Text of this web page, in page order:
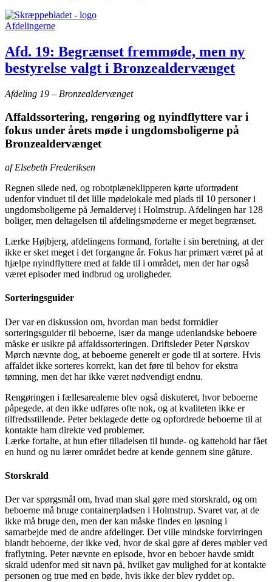
Afdelingerne
Afd. 19: Begrænset fremmøde, men ny
bestyrelse valgt i Bronzealdervænget
Afdeling 19 – Bronzealdervænget
Affaldssortering, rengøring og nyindflyttere var i
fokus under årets møde i ungdomsboligerne på
Bronzealdervænget
af Elsebeth Frederiksen
Regnen silede ned, og robotplæneklipperen kørte ufortrødent
udenfor vinduet til det lille mødelokale med plads til 10 personer i
ungdomsboligerne på Jernaldervej i Holmstrup. Afdelingen har 128
boliger, men deltagelsen til afdelingsmøderne er meget begrænset.
Lærke Højbjerg, afdelingens formand, fortalte i sin beretning, at der
ikke er sket meget i det forgangne år. Fokus har primært været på at
hjælpe nyindflyttere med at falde til i området, men der har også
været episoder med indbrud og uroligheder.
Sorteringsguider
Der var en diskussion om, hvordan man bedst formidler
sorteringsguider til beboerne, især da mange udenlandske beboere
måske er usikre på affaldssorteringen. Driftsleder Peter Nørskov
Mørch nævnte dog, at beboerne generelt er gode til at sortere. Hvis
affaldet ikke sorteres korrekt, kan det føre til behov for ekstra
tømning, men det har ikke været nødvendigt endnu.
Rengøringen i fællesarealerne blev også diskuteret, hvor beboerne
påpegede, at den ikke udføres ofte nok, og at kvaliteten ikke er
tilfredsstillende. Peter beklagede dette og opfordrede beboerne til at
kontakte ham direkte ved problemer.
Lærke fortalte, at hun efter tilladelsen til hunde- og kattehold har fået
en hund og nu lærer området bedre at kende gennem sine gåture.
Storskrald
Der var spørgsmål om, hvad man skal gøre med storskrald, og om
beboerne må bruge containerpladsen i Holmstrup. Svaret var, at de
ikke må bruge den, men der kan måske findes en løsning i
samarbejde med de andre afdelinger. Det ville mindske forvirringen
blandt beboerne, der ikke ved, hvor de skal gøre af deres møbler ved
fraflytning. Peter nævnte en episode, hvor en beboer havde smidt
skrald udenfor med sit navn på, hvilket gav mulighed for at kontakte
personen og true med en bøde, hvis ikke der blev ryddet op.